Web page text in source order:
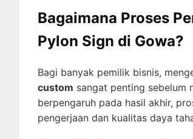
Bagaimana Proses
Pylon Sign di Gowa?
Bagi banyak pemilik bisnis,
custom sangat penting sebelum
berpengaruh pada hasil akhir,
pengerjaan dan kualitas daya